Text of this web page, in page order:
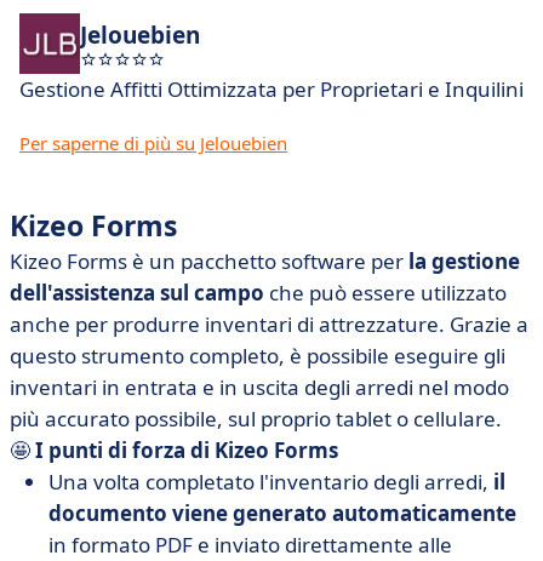
Jelouebien
Gestione Affitti Ottimizzata per Proprietari e Inquilini
Per saperne di più su Jelouebien
Kizeo Forms
Kizeo Forms è un pacchetto software per la gestione
dell'assistenza sul campo che può essere utilizzato
anche per produrre inventari di attrezzature. Grazie a
questo strumento completo, è possibile eseguire gli
inventari in entrata e in uscita degli arredi nel modo
più accurato possibile, sul proprio tablet o cellulare.
🤩I punti di forza di Kizeo Forms
Una volta completato l'inventario degli arredi, il
documento viene generato automaticamente
in formato PDF e inviato direttamente alle